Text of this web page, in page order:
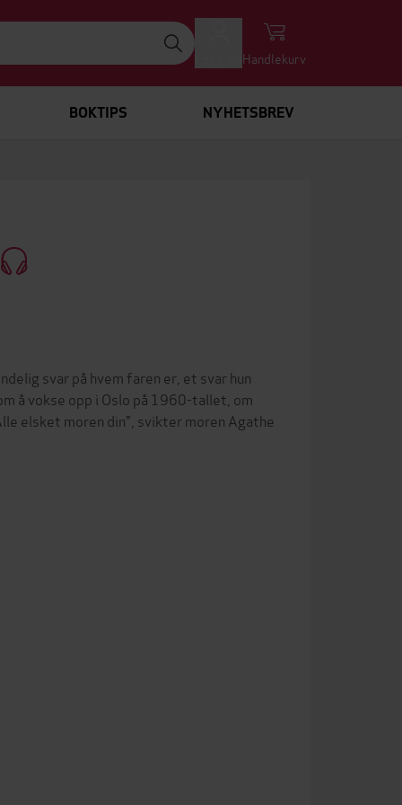
Handlekurv
BOKTIPS NYHETSBREV
svar på hvem faren er, et svar hun
å vokse opp i Oslo på 1960-tallet, om
elsket moren din", svikter moren Agathe